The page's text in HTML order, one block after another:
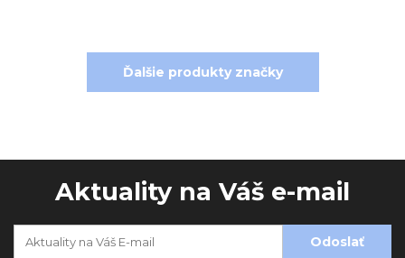
Ďalšie produkty značky
Aktuality na Váš e-mail